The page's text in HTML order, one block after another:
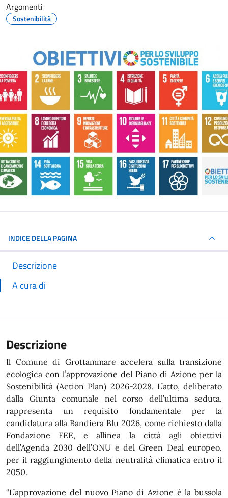
Argomenti
Sostenibilità
INDICE DELLA PAGINA
Descrizione
A cura di
Descrizione
Il Comune di Grottammare accelera sulla transizione
ecologica con l’approvazione del Piano di Azione per la
Sostenibilità (Action Plan) 2026-2028. L’atto, deliberato
dalla Giunta comunale nel corso dell’ultima seduta,
rappresenta un requisito fondamentale per la
candidatura alla Bandiera Blu 2026, come richiesto dalla
Fondazione FEE, e allinea la città agli obiettivi
dell’Agenda 2030 dell’ONU e del Green Deal europeo,
per il raggiungimento della neutralità climatica entro il
2050.
“L’approvazione del nuovo Piano di Azione è la bussola